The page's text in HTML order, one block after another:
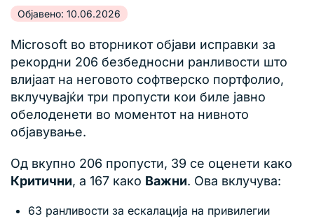
Објавено: 10.06.2026
Microsoft во вторникот објави исправки за
рекордни 206 безбедносни ранливости што
влијаат на неговото софтверско портфолио,
вклучувајќи три пропусти кои биле јавно
обелоденети во моментот на нивното
објавување.
Од вкупно 206 пропусти, 39 се оценети како
Критични, а 167 како Важни. Ова вклучува:
63 ранливости за ескалација на привилегии